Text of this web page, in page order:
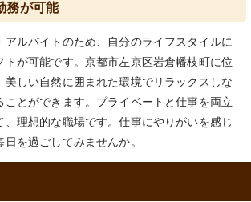
務が可能
アルバイトのため、自分のライフスタイルに
トが可能です。京都市左京区岩倉幡枝町に位
美しい自然に囲まれた環境でリラックスしな
ことができます。プライベートと仕事を両立
、理想的な職場です。仕事にやりがいを感じ
を過ごしてみませんか。